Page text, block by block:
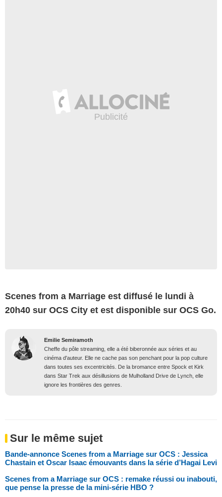
Scenes from a Marriage est diffusé le lundi à
20h40 sur OCS City et est disponible sur OCS Go.
Emilie Semiramoth
Cheffe du pôle streaming, elle a été biberonnée aux séries et au
cinéma d'auteur. Elle ne cache pas son penchant pour la pop culture
dans toutes ses excentricités. De la bromance entre Spock et Kirk
dans Star Trek aux désillusions de Mulholland Drive de Lynch, elle
ignore les frontières des genres.
Sur le même sujet
Bande-annonce Scenes from a Marriage sur OCS : Jessica
Chastain et Oscar Isaac émouvants dans la série d’Hagai Levi
Scenes from a Marriage sur OCS : remake réussi ou inabouti,
que pense la presse de la mini-série HBO ?